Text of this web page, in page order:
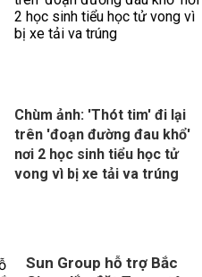
Chùm ảnh: 'Thót tim' đi lại
trên 'đoạn đường đau khổ'
nơi 2 học sinh tiểu học tử
vong vì bị xe tải va trúng
Sun Group hỗ trợ Bắc